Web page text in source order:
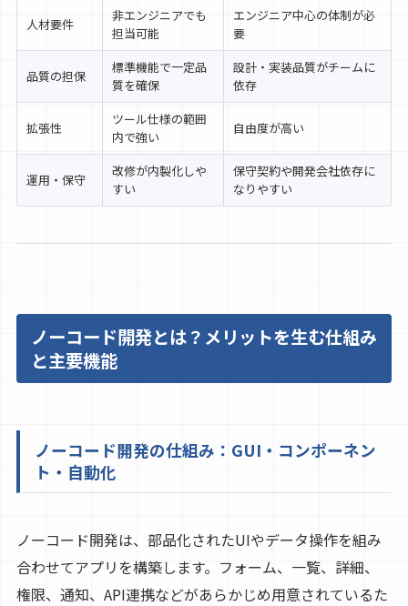
人材要件
非エンジニアでも
担当可能
エンジニア中心の体制が必
要
品質の担保
標準機能で一定品
質を確保
設計・実装品質がチームに
依存
拡張性
ツール仕様の範囲
内で強い
自由度が高い
運用・保守
改修が内製化しや
すい
保守契約や開発会社依存に
なりやすい
ノーコード開発とは？メリットを生む仕組み
と主要機能
ノーコード開発の仕組み：GUI・コンポーネン
ト・自動化
ノーコード開発は、部品化されたUIやデータ操作を組み
合わせてアプリを構築します。フォーム、一覧、詳細、
権限、通知、API連携などがあらかじめ用意されているた